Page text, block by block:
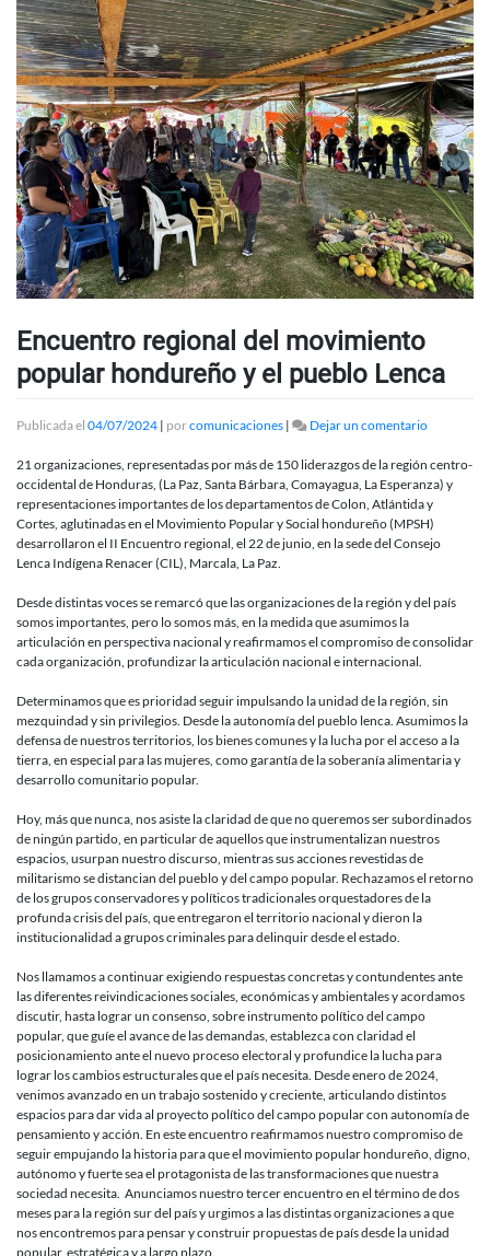
Encuentro regional del movimiento
popular hondureño y el pueblo Lenca
Publicada el 04/07/2024 | porcomunicaciones | Dejar un comentarioen
regional
del
popular
pueblo
21 organizaciones, representadas por más de 150 liderazgos de la región centro-
occidental de Honduras, (La Paz, Santa Bárbara, Comayagua, La Esperanza) y
representaciones importantes de los departamentos de Colon, Atlántida y
Cortes, aglutinadas en el Movimiento Popular y Social hondureño (MPSH)
desarrollaron el II Encuentro regional, el 22 de junio, en la sede del Consejo
Lenca Indígena Renacer (CIL), Marcala, La Paz.
Desde distintas voces se remarcó que las organizaciones de la región y del país
somos importantes, pero lo somos más, en la medida que asumimos la
articulación en perspectiva nacional y reafirmamos el compromiso de consolidar
cada organización, profundizar la articulación nacional e internacional.
Determinamos que es prioridad seguir impulsando la unidad de la región, sin
mezquindad y sin privilegios. Desde la autonomía del pueblo lenca. Asumimos la
defensa de nuestros territorios, los bienes comunes y la lucha por el acceso a la
tierra, en especial para las mujeres, como garantía de la soberanía alimentaria y
desarrollo comunitario popular.
Hoy, más que nunca, nos asiste la claridad de que no queremos ser subordinados
de ningún partido, en particular de aquellos que instrumentalizan nuestros
espacios, usurpan nuestro discurso, mientras sus acciones revestidas de
militarismo se distancian del pueblo y del campo popular. Rechazamos el retorno
de los grupos conservadores y políticos tradicionales orquestadores de la
profunda crisis del país, que entregaron el territorio nacional y dieron la
institucionalidad a grupos criminales para delinquir desde el estado.
Nos llamamos a continuar exigiendo respuestas concretas y contundentes ante
las diferentes reivindicaciones sociales, económicas y ambientales y acordamos
discutir, hasta lograr un consenso, sobre instrumento político del campo
popular, que guíe el avance de las demandas, establezca con claridad el
posicionamiento ante el nuevo proceso electoral y profundice la lucha para
lograr los cambios estructurales que el país necesita. Desde enero de 2024,
venimos avanzado en un trabajo sostenido y creciente, articulando distintos
espacios para dar vida al proyecto político del campo popular con autonomía de
pensamiento y acción. En este encuentro reafirmamos nuestro compromiso de
seguir empujando la historia para que el movimiento popular hondureño, digno,
autónomo y fuerte sea el protagonista de las transformaciones que nuestra
sociedad necesita. Anunciamos nuestro tercer encuentro en el término de dos
meses para la región sur del país y urgimos a las distintas organizaciones a que
nos encontremos para pensar y construir propuestas de país desde la unidad
popular, estratégica y a largo plazo.